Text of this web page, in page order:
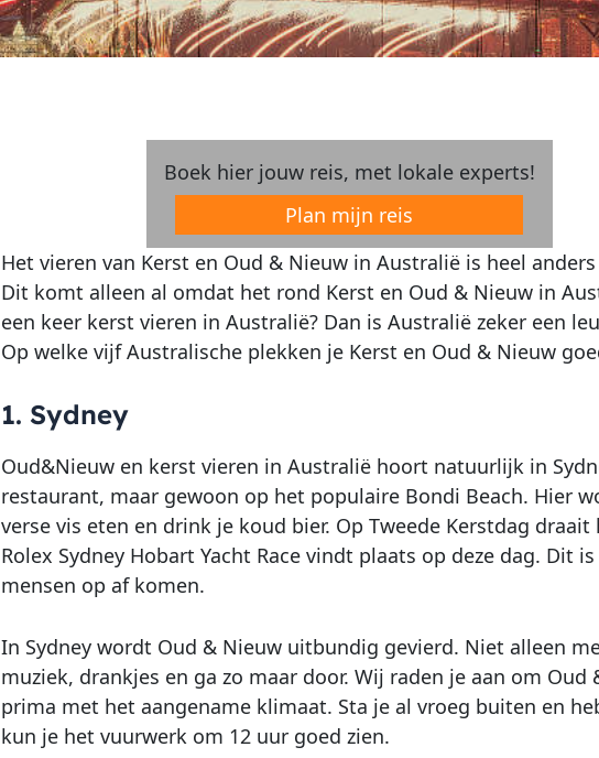
Boek hier jouw reis, met lokale experts!
Plan mijn reis
Het vieren van Kerst en Oud & Nieuw in Australië is heel
Dit komt alleen al omdat het rond Kerst en Oud & Nieuw in
een keer kerst vieren in Australië? Dan is Australië zeker een
Op welke vijf Australische plekken je Kerst en Oud & Nieuw
1. Sydney
Oud&Nieuw en kerst vieren in Australië hoort natuurlijk in
restaurant, maar gewoon op het populaire Bondi Beach. Hier
verse vis eten en drink je koud bier. Op Tweede Kerstdag
Rolex Sydney Hobart Yacht Race vindt plaats op deze dag. Dit
mensen op af komen.
In Sydney wordt Oud & Nieuw uitbundig gevierd. Niet alleen
muziek, drankjes en ga zo maar door. Wij raden je aan om
prima met het aangename klimaat. Sta je al vroeg buiten en
kun je het vuurwerk om 12 uur goed zien.